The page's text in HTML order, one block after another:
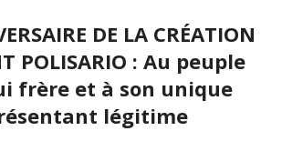
DE LA CRÉATION
POLISARIO : Au peuple
frère et à son unique
légitime